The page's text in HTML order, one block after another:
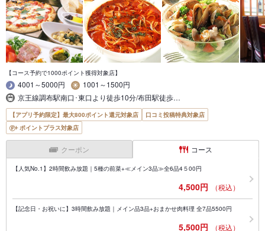
【コース予約で1000ポイント獲得対象店】
4001～5000円
1001～1500円
京王線調布駅南口･東口より徒歩10分/布田駅徒歩…
【アプリ予約限定】最大800ポイント還元対象店
口コミ投稿特典対象店
ポイントプラス対象店
クーポン コース
【人気No.1】2時間飲み放題｜5種の前菜+≪メイン3品≫全6品4５00円
4,500円 （税込）
【記念日・お祝いに】3時間飲み放題｜メイン品3品+おまかせ肉料理 全7品5500円
5,500円 （税込）